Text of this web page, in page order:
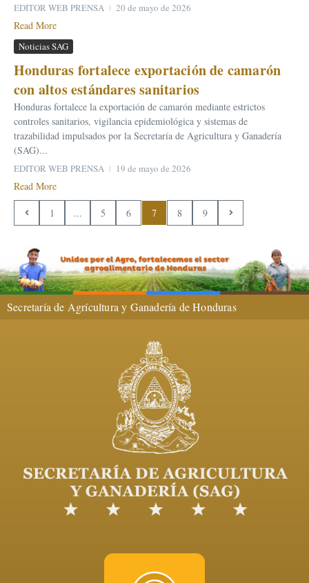
EDITOR WEB PRENSA 20 de mayo de 2026
Read More
Noticias SAG
Honduras fortalece exportación de camarón
con altos estándares sanitarios
Honduras fortalece la exportación de camarón mediante estrictos
controles sanitarios, vigilancia epidemiológica y sistemas de
trazabilidad impulsados por la Secretaría de Agricultura y Ganadería
(SAG)...
EDITOR WEB PRENSA 19 de mayo de 2026
Read More
1 ... 5 6 7 8 9
Secretaría de Agrícultura y Ganadería de Honduras